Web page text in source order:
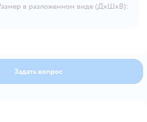
в разложенном виде (ДхШхВ):
Задать вопрос